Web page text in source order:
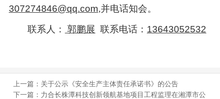
307274846@qq.com,并电话知会。
联系人：
郭鹏展 联系电话： 13643052532
上一篇： 关于公示《安全生产主体责任承诺书》的公告
下一篇： 力合长株潭科技创新领航基地项目工程监理在湘潭市公